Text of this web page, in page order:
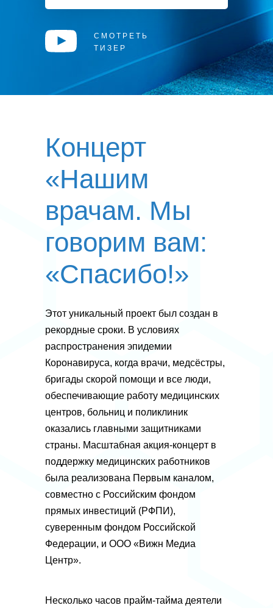
СМОТРЕТЬ
ТИЗЕР
Этот уникальный проект был создан в
рекордные сроки. В условиях
распространения эпидемии
Коронавируса, когда врачи, медсёстры,
бригады скорой помощи и все люди,
обеспечивающие работу медицинских
центров, больниц и поликлиник
оказались главными защитниками
страны. Масштабная акция-концерт в
поддержку медицинских работников
была реализована Первым каналом,
совместно с Российским фондом
прямых инвестиций (РФПИ),
суверенным фондом Российской
Федерации, и ООО «Вижн Медиа
Центр».
Несколько часов прайм-тайма деятели
Концерт
«Нашим
врачам. Мы
говорим вам:
«Спасибо!»